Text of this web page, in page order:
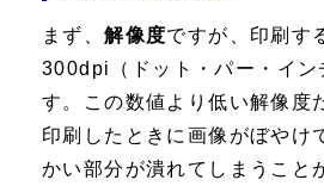
まず、解像度ですが、印刷す
300dpi
（ドット・パー・イ
す。この数値より低い解像度
印刷したときに画像がぼやけ
かい部分が潰れてしまうこと